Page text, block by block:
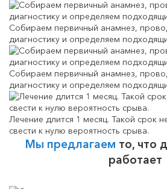
Собираем первичный анамнез,
диагностику и определяем
Собираем первичный анамнез,
диагностику и определяем
Лечение длится 1 месяц. Такой срок
свести к нулю вероятность срыва.
Мы предлагаем то, что
работает